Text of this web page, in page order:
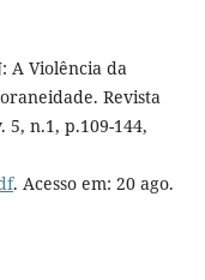
A Violência da
Revista
n.1, p.109-144,
. Acesso em: 20 ago.